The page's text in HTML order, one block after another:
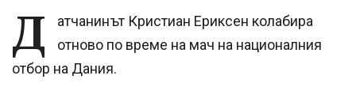
Д
атчанинът Кристиан Ериксен колабира
отново по време на мач на националния
отбор на Дания.